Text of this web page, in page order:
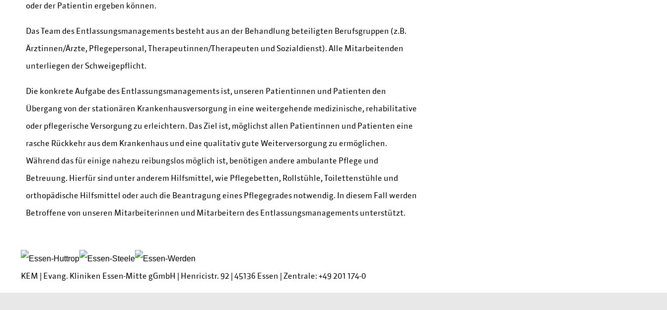
oder der Patientin ergeben können.
Das Team des Entlassungsmanagements besteht aus an der Behandlung beteiligten Berufsgruppen (z.B.
Ärztinnen/Ärzte, Pflegepersonal, Therapeutinnen/Therapeuten und Sozialdienst). Alle Mitarbeitenden
unterliegen der Schweigepflicht.
Die konkrete Aufgabe des Entlassungsmanagements ist, unseren Patientinnen und Patienten den
Übergang von der stationären Krankenhausversorgung in eine weitergehende medizinische, rehabilitative
oder pflegerische Versorgung zu erleichtern. Das Ziel ist, möglichst allen Patientinnen und Patienten eine
rasche Rückkehr aus dem Krankenhaus und eine qualitativ gute Weiterversorgung zu ermöglichen.
Während das für einige nahezu reibungslos möglich ist, benötigen andere ambulante Pflege und
Betreuung. Hierfür sind unter anderem Hilfsmittel, wie Pflegebetten, Rollstühle, Toilettenstühle und
orthopädische Hilfsmittel oder auch die Beantragung eines Pflegegrades notwendig. In diesem Fall werden
Betroffene von unseren Mitarbeiterinnen und Mitarbeitern des Entlassungsmanagements unterstützt.
KEM | Evang. Kliniken Essen-Mitte gGmbH | Henricistr. 92 | 45136 Essen | Zentrale: +49 201 174-0